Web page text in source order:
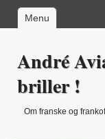
Menu
André
briller !
Om franske og